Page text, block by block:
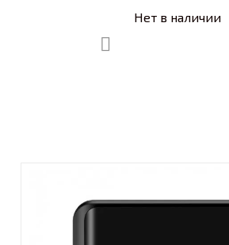
Нет в наличии